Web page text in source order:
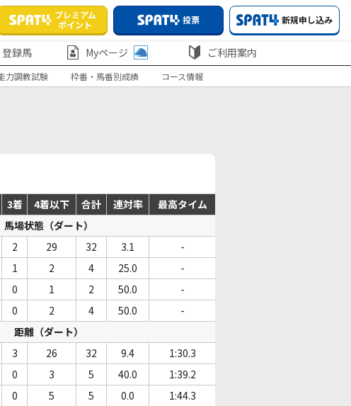
プレミアム
ポイント
投票 新規申し込み
録馬 Myページ ご利用案内
力調教試験 枠番・馬番別成績 コース情報
3着 4着以下 合計 連対率
最高タイム
馬場状態（ダート）
2 29 32 3.1
-
1 2 4 25.0
-
0 1 2 50.0
-
0 2 4 50.0
-
距離（ダート）
3 26 32 9.4
1:30.3
0 3 5 40.0
1:39.2
0 5 5 0.0
1:44.3